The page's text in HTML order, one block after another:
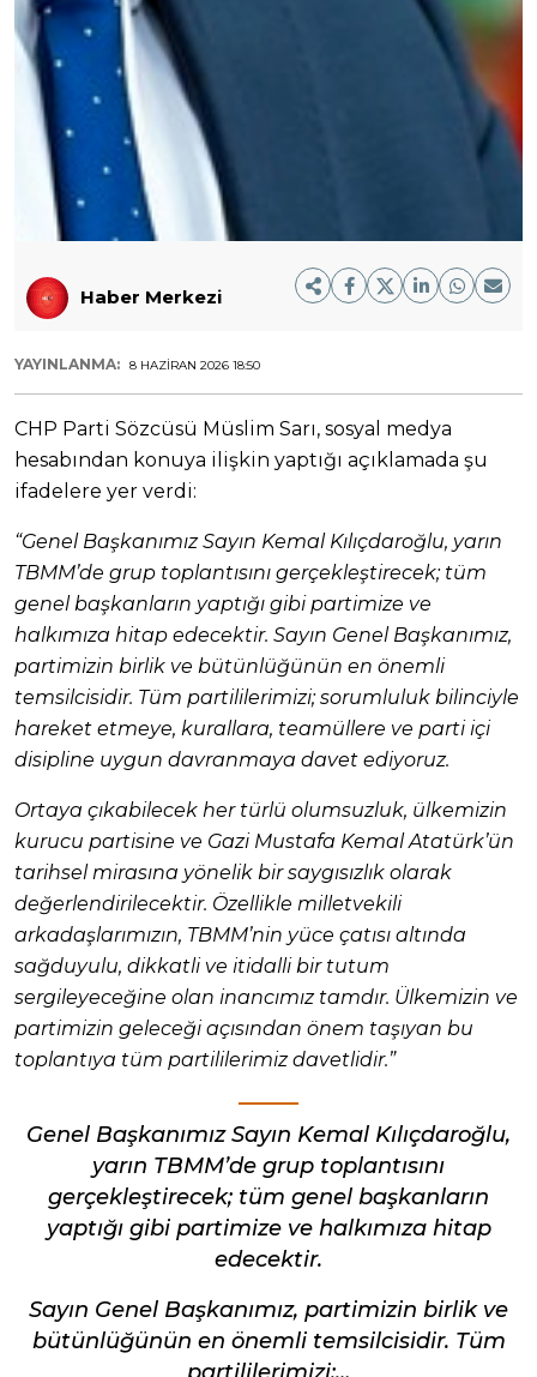
Haber Merkezi
YAYINLANMA: 8 HAZIRAN 2026 18:50
CHP Parti Sözcüsü Müslim Sarı, sosyal medya
hesabından konuya ilişkin yaptığı açıklamada şu
ifadelere yer verdi:
“Genel Başkanımız Sayın Kemal Kılıçdaroğlu, yarın
TBMM’de grup toplantısını gerçekleştirecek; tüm
genel başkanların yaptığı gibi partimize ve
halkımıza hitap edecektir. Sayın Genel Başkanımız,
partimizin birlik ve bütünlüğünün en önemli
temsilcisidir. Tüm partililerimizi; sorumluluk bilinciyle
hareket etmeye, kurallara, teamüllere ve parti içi
disipline uygun davranmaya davet ediyoruz.
Ortaya çıkabilecek her türlü olumsuzluk, ülkemizin
kurucu partisine ve Gazi Mustafa Kemal Atatürk’ün
tarihsel mirasına yönelik bir saygısızlık olarak
değerlendirilecektir. Özellikle milletvekili
arkadaşlarımızın, TBMM’nin yüce çatısı altında
sağduyulu, dikkatli ve itidalli bir tutum
sergileyeceğine olan inancımız tamdır. Ülkemizin ve
partimizin geleceği açısından önem taşıyan bu
toplantıya tüm partililerimiz davetlidir.”
Genel Başkanımız Sayın Kemal Kılıçdaroğlu,
yarın TBMM’de grup toplantısını
gerçekleştirecek; tüm genel başkanların
yaptığı gibi partimize ve halkımıza hitap
edecektir.
Sayın Genel Başkanımız, partimizin birlik ve
bütünlüğünün en önemli temsilcisidir. Tüm